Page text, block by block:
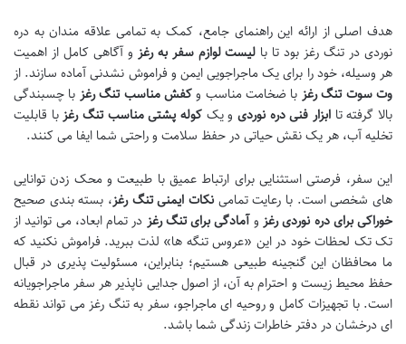
هدف اصلی از ارائه این راهنمای جامع، کمک به تمامی علاقه مندان به دره
نوردی در تنگ رغز بود تا با لیست لوازم سفر به رغز و آگاهی کامل از اهمیت
هر وسیله، خود را برای یک ماجراجویی ایمن و فراموش نشدنی آماده سازند. از
وت سوت تنگ رغز با ضخامت مناسب وکفش مناسب تنگ رغز با چسبندگی
بالا گرفته تا ابزار فنی دره نوردیو یک کوله پشتی مناسب تنگ رغز با قابلیت
تخلیه آب، هر یک نقش حیاتی در حفظ سلامت و راحتی شما ایفا می کنند.
این سفر، فرصتی استثنایی برای ارتباط عمیق با طبیعت و محک زدن توانایی
های شخصی است. با رعایت تمامی نکات ایمنی تنگ رغز، بسته بندی صحیح
خوراکی برای دره نوردی رغز وآمادگی برای تنگ رغز در تمام ابعاد، می توانید از
تک تک لحظات خود در این «عروس تنگه ها» لذت ببرید. فراموش نکنید که
ما محافظان این گنجینه طبیعی هستیم؛ بنابراین، مسئولیت پذیری در قبال
حفظ محیط زیست و احترام به آن، از اصول جدایی ناپذیر هر سفر ماجراجویانه
است. با تجهیزات کامل و روحیه ای ماجراجو، سفر به تنگ رغز می تواند نقطه
ای درخشان در دفتر خاطرات زندگی شما باشد.